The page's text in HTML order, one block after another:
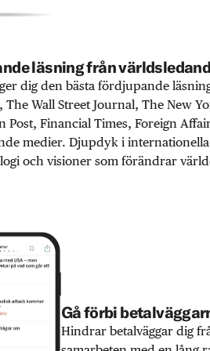
läsning från
dig den bästa fördjupande
The Wall Street Journal, The New
Post, Financial Times, Foreign
medier. Djupdyk i
och visioner som förändrar
Gå förbi
Hindrar betalväggar dig